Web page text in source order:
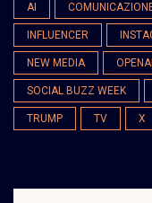
AI
INFLUENCER
NEW MEDIA OPENAI
SOCIAL BUZZ WEEK
TRUMP TV X